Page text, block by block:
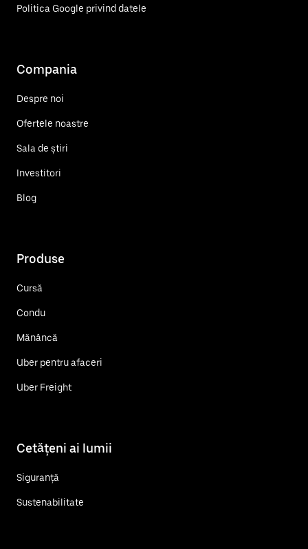
Politica Google privind datele
Compania
Despre noi
Ofertele noastre
Sala de știri
Investitori
Blog
Produse
Cursă
Condu
Mănâncă
Uber pentru afaceri
Uber Freight
Cetățeni ai lumii
Siguranță
Sustenabilitate